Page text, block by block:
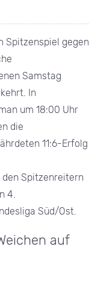
Spitzenspiel gegen
Samstag
In
um 18:00 Uhr
die
11:6-Erfolg
Spitzenreitern
4.
Süd/Ost.
auf